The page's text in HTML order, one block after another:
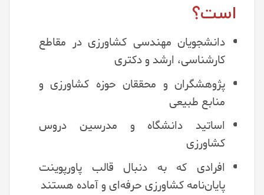
است؟
دانشجویان مهندسی کشاورزی در مقاطع
کارشناسی، ارشد و دکتری
پژوهشگران و محققان حوزه کشاورزی و
منابع طبیعی
اساتید دانشگاه و مدرسین دروس
کشاورزی
افرادی که به دنبال قالب پاورپوینت
پایان‌نامه کشاورزی حرفه‌ای و آماده هستند